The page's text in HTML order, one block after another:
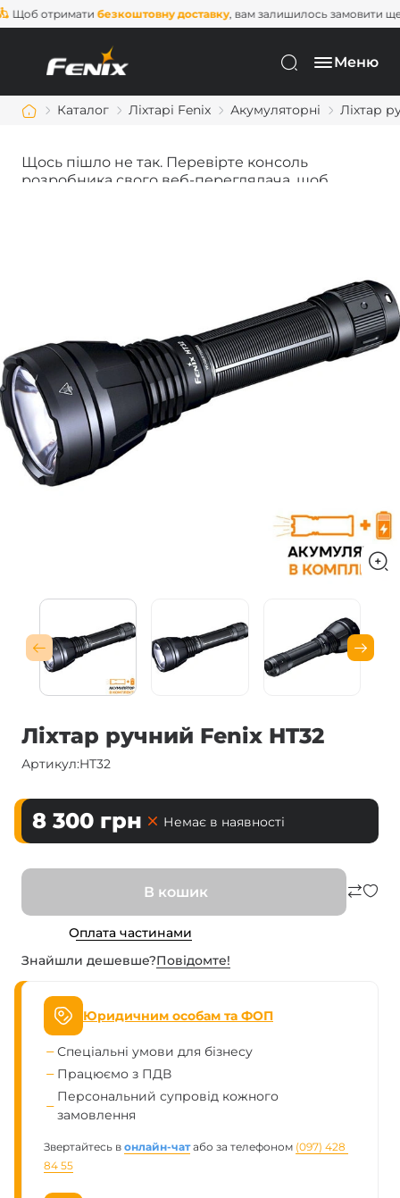
Щоб отриматибезкоштовну доставку, вам залишилось
Меню
Каталог Ліхтарі Fenix Акумуляторні Ліхтар
Щось пішло не так. Перевірте консоль
розробника свого веб-переглядача, щоб
Ліхтар ручний Fenix HT32
Артикул:HT32
8 300 грн Немає в наявності
В кошик
Оплата частинами
Знайшли дешевше?Повiдомте!
Юридичним особам та ФОП
Спеціальні умови для бізнесу
Працюємо з ПДВ
Персональний супровід кожного
замовлення
Звертайтесь в онлайн-чат або за телефоном (097) 428
84 55